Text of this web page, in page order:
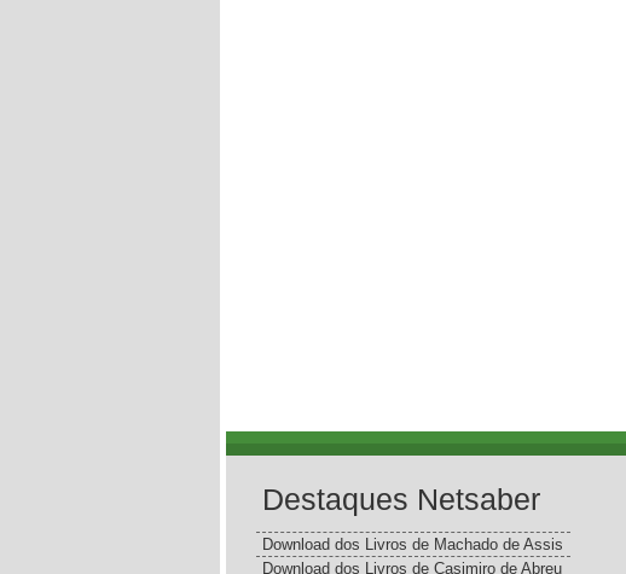
Destaques Netsaber
Download dos Livros de Machado de Assis
Download dos Livros de Casimiro de Abreu